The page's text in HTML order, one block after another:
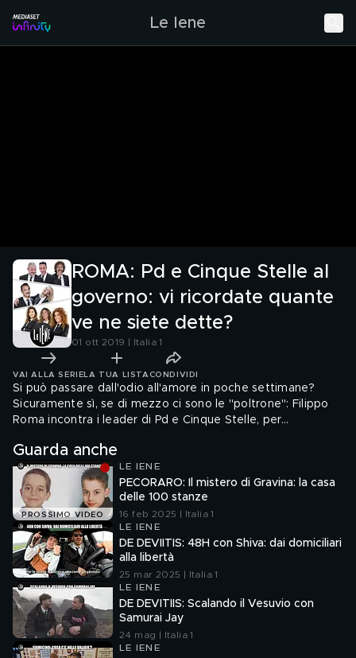
Le Iene
ROMA: Pd e Cinque Stelle al
governo: vi ricordate quante
ve ne siete dette?
01 ott 2019 | Italia 1
VAI ALLA SERIE LA TUA LISTA CONDIVIDI
Si può passare dall'odio all'amore in poche settimane?
Sicuramente sì, se di mezzo ci sono le "poltrone": Filippo
Roma incontra i leader di Pd e Cinque Stelle, per
andare al governo insieme
Guarda anche
PROSSIMO VIDEO
LE IENE
PECORARO: Il mistero di Gravina: la casa
delle 100 stanze
16 feb 2025 | Italia 1
LE IENE
DE DEVIITIS: 48H con Shiva: dai domiciliari
alla libertà
25 mar 2025 | Italia 1
LE IENE
DE DEVITIIS: Scalando il Vesuvio con
Samurai Jay
24 mag | Italia 1
LE IENE